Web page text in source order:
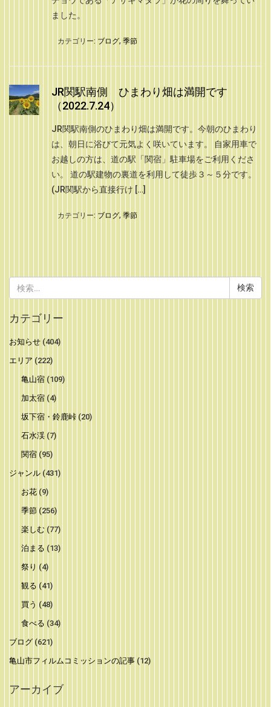
ました。
カテゴリー: ブログ, 季節
JR関駅南側 ひまわり畑は満開です
（2022.7.24）
JR関駅南側のひまわり畑は満開です。今朝のひまわり
は、朝日に浴びて元気よく咲いています。 自家用車で
お越しの方は、道の駅「関宿」駐車場をご利用くださ
い。 道の駅建物の裏道を利用して徒歩３～５分です。
(JR関駅から直接行け […]
カテゴリー: ブログ, 季節
索:
カテゴリー
お知らせ (404)
エリア (222)
亀山宿(109)
加太宿(4)
坂下宿・鈴鹿峠(20)
石水渓(7)
関宿(95)
ジャンル (431)
お花(9)
季節 (256)
楽しむ (77)
泊まる (13)
祭り (4)
観る (41)
買う (48)
食べる (34)
ブログ (621)
亀山市フィルムコミッションの記事 (12)
アーカイブ